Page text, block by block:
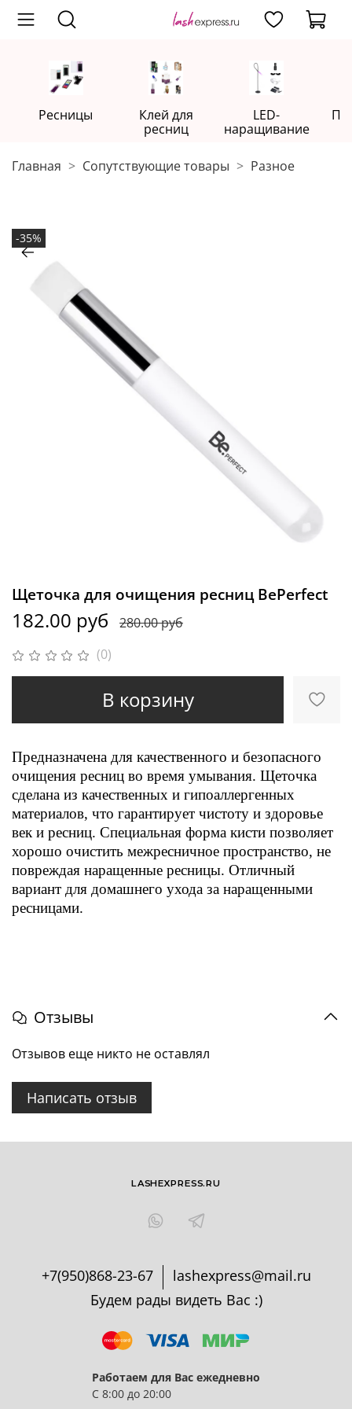
Ресницы
Клей для
ресниц
LED-
наращивание
Главная Сопутствующие товары Разное
-35%
(0)
Щеточка для очищения ресниц BePerfect
182.00 руб 280.00 руб
В корзину
Предназначена для качественного и безопасного
очищения ресниц во время умывания. Щеточка
сделана из качественных и гипоаллергенных
материалов, что гарантирует чистоту и здоровье
век и ресниц. Специальная форма кисти позволяет
хорошо очистить межресничное пространство, не
повреждая наращенные ресницы. Отличный
вариант для домашнего ухода за наращенными
ресницами.
Отзывы
Отзывов еще никто не оставлял
Написать отзыв
+7(950)868-23-67
lashexpress@mail.ru
Будем рады видеть Вас :)
LASHEXPRESS.RU
Работаем для Вас ежедневно
С 8:00 до 20:00